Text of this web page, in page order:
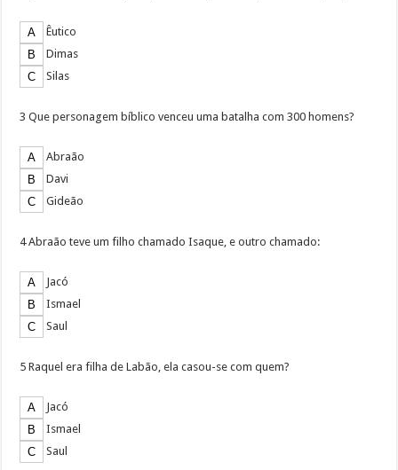
Êutico
Dimas
Silas
3 Que personagem bíblico venceu uma batalha com 300 homens?
Abraão
Davi
Gideão
4 Abraão teve um filho chamado Isaque, e outro chamado:
Jacó
Ismael
Saul
5 Raquel era filha de Labão, ela casou-se com quem?
Jacó
Ismael
Saul